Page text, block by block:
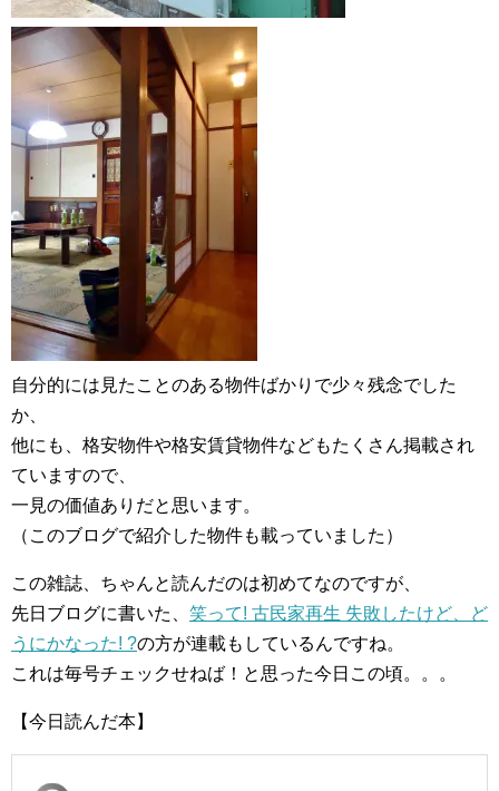
自分的には見たことのある物件ばかりで少々残念でした
か、
他にも、格安物件や格安賃貸物件などもたくさん掲載され
ていますので、
一見の価値ありだと思います。
（このブログで紹介した物件も載っていました）
この雑誌、ちゃんと読んだのは初めてなのですが、
先日ブログに書いた、 笑って! 古民家再生 失敗したけど、ど
うにかなった! ?の方が連載もしているんですね。
これは毎号チェックせねば！と思った今日この頃。。。
【今日読んだ本】